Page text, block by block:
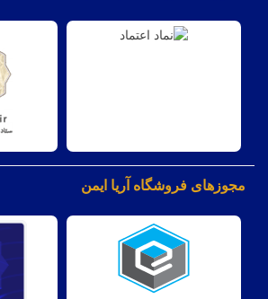
مجوزهای فروشگاه آریا ایمن